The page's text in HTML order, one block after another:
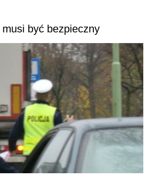
Noworyty, strzał niecelny!
być bezpieczny